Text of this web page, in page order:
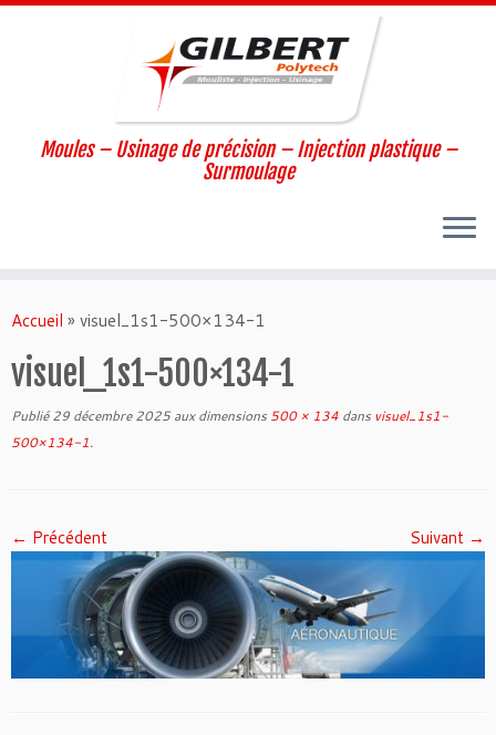
au
Moules – Usinage de précision – Injection plastique –
Surmoulage
Accueil » visuel_1s1-500×134-1
visuel_1s1-500×134-1
Publié 29 décembre 2025aux dimensions 500 × 134 dans visuel_1s1-
500×134-1.
← Précédent Suivant →